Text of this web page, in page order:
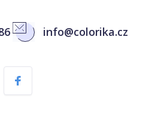
info@colorika.cz